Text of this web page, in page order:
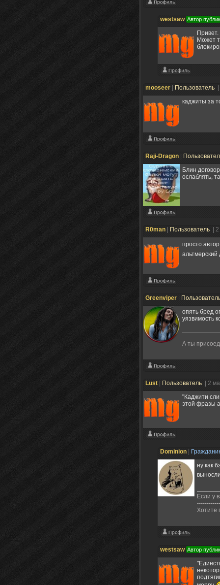
westsaw Автор
Может
mooseer Пользователь
каджиты за
Raji-Dragon
Блин
ослаблять,
R0man Пользователь |
просто
альтмерский
Greenviper
опять бред
уязвимость
А ты
Lust Пользователь
| 2
"Каджити
этой фразы
Dominion
ну как
Если у
Хотите
westsaw Автор